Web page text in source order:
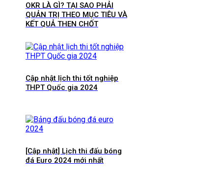
OKR LÀ GÌ? TẠI SAO PHẢI
QUẢN TRỊ THEO MỤC TIÊU VÀ
KẾT QUẢ THEN CHỐT
Cập nhật lịch thi tốt nghiệp
THPT Quốc gia 2024
[Cập nhật] Lịch thi đấu bóng
đá Euro 2024 mới nhất